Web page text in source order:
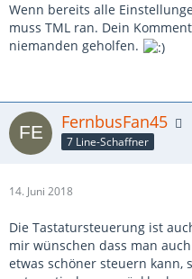
Wenn bereits alle
muss TML ran. Dein
niemanden geholfen.
FernbusFan45
7 Line-Schaffner
14. Juni 2018
Die Tastatursteuerung ist
mir wünschen dass man
etwas schöner steuern kann,